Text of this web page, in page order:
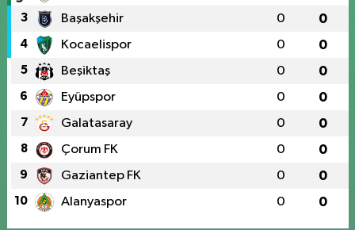
3 Başakşehir 0 0
4 Kocaelispor 0 0
5 Beşiktaş 0 0
6 Eyüpspor 0 0
7 Galatasaray 0 0
8 Çorum FK 0 0
9 Gaziantep FK 0 0
10 Alanyaspor 0 0